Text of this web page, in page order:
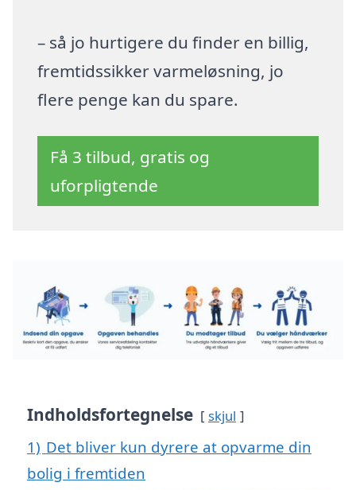
– så jo hurtigere du finder en billig,
fremtidssikker varmeløsning, jo
flere penge kan du spare.
Få 3 tilbud, gratis og
uforpligtende
Indholdsfortegnelse skjul
1) Det bliver kun dyrere at opvarme din
bolig i fremtiden